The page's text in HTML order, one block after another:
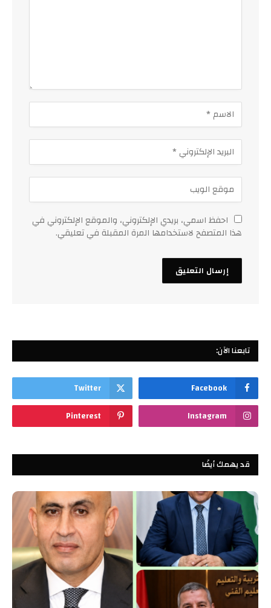
احفظ اسمي، بريدي الإلكتروني، والموقع الإلكتروني في
هذا المتصفح لاستخدامها المرة المقبلة في تعليقي.
تابعنا الآن:
Facebook
Twitter
Instagram
Pinterest
قد يهمك أيضًا